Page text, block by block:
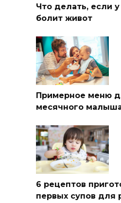
Что делать, если
болит живот
Примерное меню
месячного
6 рецептов
первых супов для